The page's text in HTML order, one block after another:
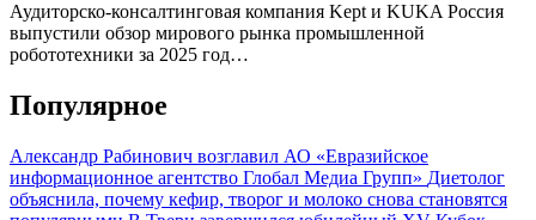
Аудиторско-консалтинговая компания Kept и KUKA Россия
выпустили обзор мирового рынка промышленной
робототехники за 2025 год…
Популярное
Александр Рабинович возглавил АО «Евразийское
информационное агентство Глобал Медиа Групп» Диетолог
объяснила, почему кефир, творог и молоко снова становятся